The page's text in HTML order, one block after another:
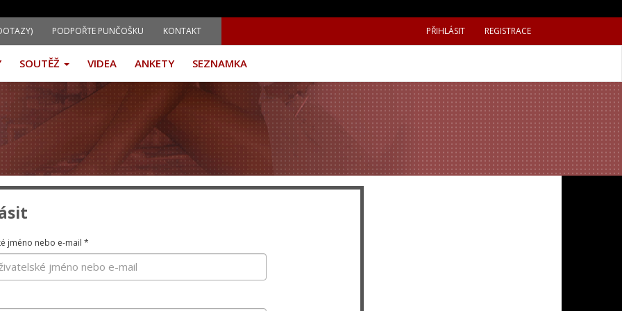
PODPOŘTE PUNČOŠKU KONTAKT PŘIHLÁSIT REGISTRACE
SOUTĚŽ VIDEA ANKETY SEZNAMKA
jméno nebo e-mail *